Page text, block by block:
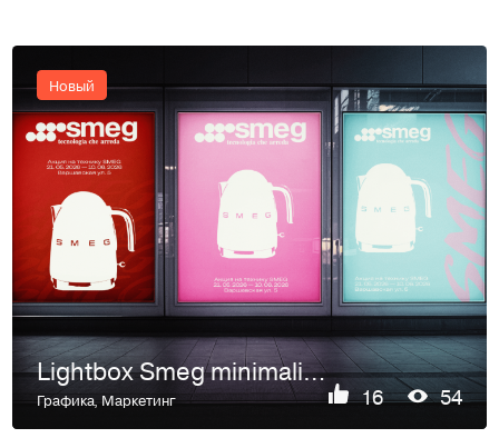
Новый
Lightbox Smeg minimalism | Плакаты Smeg
Графика,Маркетинг 16 54